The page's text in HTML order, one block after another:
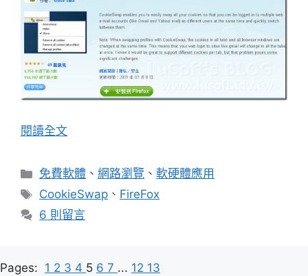
閱讀全文
分
類
免費軟體 、網路瀏覽 、軟硬體應用
標
籤
CookieSwap 、 FireFox
6 則留言
Pages: 1 2 3 4 5 6 7 ... 12 13